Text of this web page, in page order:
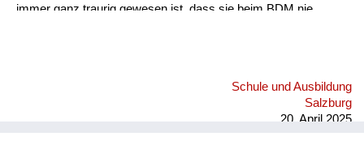
immer ganz traurig gewesen ist, dass sie beim BDM nie
BDM-Mädchen zu jener Zeit noch nicht maturieren durften,
sondern nur die, die eine unbedeutende Rolle im BDM gespielt
Schule und Ausbildung
Salzburg
20. April 2025